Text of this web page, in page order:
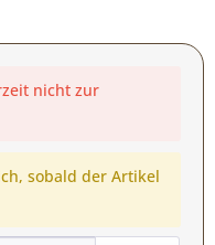
nicht zur
sobald der Artikel